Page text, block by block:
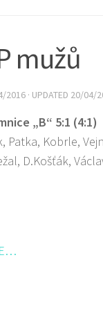
mužů
2016 · UPDATED 20/04/
„B“ 5:1 (4:1)
Patka, Kobrle,
D.Košťák,